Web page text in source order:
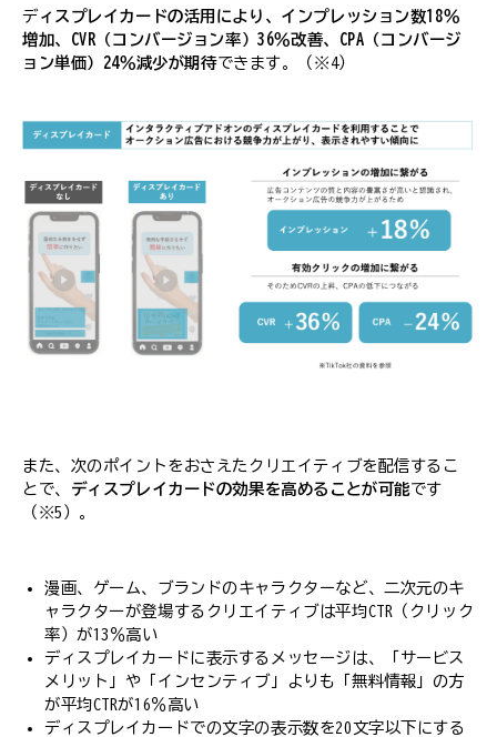
ディスプレイカードの活用により、インプレッション数18％
増加、CVR（コンバージョン率）36％改善、CPA（コンバージ
ョン単価）24％減少が期待できます。（※4）
また、次のポイントをおさえたクリエイティブを配信するこ
とで、 ディスプレイカードの効果を高めることが可能です
（※5）。
漫画、ゲーム、ブランドのキャラクターなど、二次元のキ
ャラクターが登場するクリエイティブは平均CTR（クリック
率）が13％高い
ディスプレイカードに表示するメッセージは、「サービス
メリット」や「インセンティブ」よりも「無料情報」の方
が平均CTRが16％高い
ディスプレイカードでの文字の表示数を20文字以下にする